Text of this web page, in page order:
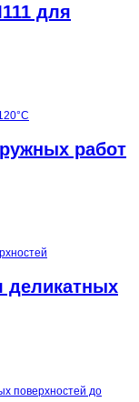
для
работ
деликатных